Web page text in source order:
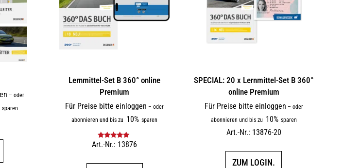
– oder
sparen
Lernmittel-Set B 360° online
Premium
Für Preise bitte einloggen – oder
abonnieren und bis zu 10% sparen
Bewertet mit
Art.-Nr.: 13876
SPECIAL: 20 x Lernmittel-Set B 360°
online Premium
Für Preise bitte einloggen – oder
abonnieren und bis zu 10% sparen
Art.-Nr.: 13876-20
ZUM LOGIN.